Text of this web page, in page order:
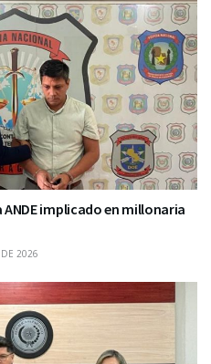
implicado en millonaria
2026